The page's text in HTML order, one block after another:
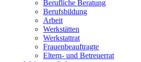
Berufliche Beratung
Berufsbildung
Arbeit
Werkstätten
Werkstattrat
Frauenbeauftragte
Eltern- und Betreuerrat